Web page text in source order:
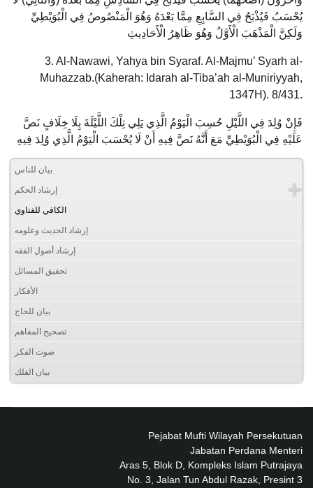
يُحْسَبُ فَيُذْبَحُ فِي السَّابِعِ مِمَّا بَعْدَهُ وَهُوَ الْمَنْصُوصُ فِي الْبُوَيْطِيِّ
وَلَكِنَّ الْمَذْهَبَ الْأَوَّلُ وَهُوَ ظَاهِرُ الْأَحَادِيثِ
3. Al-Nawawi, Yahya bin Syaraf. Al-Majmu’ Syarh al-
Muhazzab.(Kaherah: Idarah al-Tiba’ah al-Muniriyyah,
1347H). 8/431.
فَإِنْ وُلِدَ فِي اللَّيْلِ حُسِبَ الْيَوْمُ الَّذِي يَلِي تِلْكَ اللَّيْلَةَ بِلَا خِلَافٍ نَصَّ
عَلَيْهِ فِي الْبُوَيْطِيِّ مَعَ أَنَّهُ نَصَّ فِيهِ أَنْ لَا يُحْسَبَ الْيَوْمُ الَّذِي وُلِدَ فِيهِ
بيان للناس
إرشاد الحكم
الكافي للفتاوي
إرشاد الحديث وعلومه
إرشاد أصول الفقه
تحقيق المسائل
الأفكار
بيان للحاج
تصحيح المفاهم
صوت الفكر
بيان الفلك
Pejabat Mufti Wilayah Persekutuan
Jabatan Perdana Menteri
Aras 5, Blok D, Kompleks Islam Putrajaya
No. 3, Jalan Tun Abdul Razak, Presint 3